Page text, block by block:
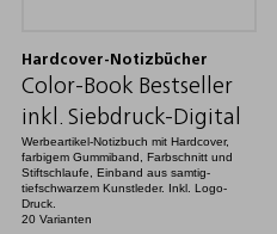
Hardcover-Notizbücher
Color-Book Bestseller
inkl. Siebdruck-Digital
Werbeartikel-Notizbuch mit Hardcover,
farbigem Gummiband, Farbschnitt und
Stiftschlaufe, Einband aus samtig-
tiefschwarzem Kunstleder. Inkl. Logo-
Druck.
20 Varianten